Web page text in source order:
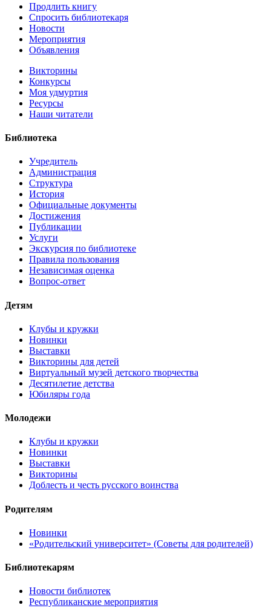
Продлить книгу
Спросить библиотекаря
Новости
Мероприятия
Объявления
Викторины
Конкурсы
Моя удмуртия
Ресурсы
Наши читатели
Библиотека
Учредитель
Администрация
Структура
История
Официальные документы
Достижения
Публикации
Услуги
Экскурсия по библиотеке
Правила пользования
Независимая оценка
Вопрос-ответ
Детям
Клубы и кружки
Новинки
Выставки
Викторины для детей
Виртуальный музей детского творчества
Десятилетие детства
Юбиляры года
Молодежи
Клубы и кружки
Новинки
Выставки
Викторины
Доблесть и честь русского воинства
Родителям
Новинки
«Родительский университет» (Советы для родителей)
Библиотекарям
Новости библиотек
Республиканские мероприятия